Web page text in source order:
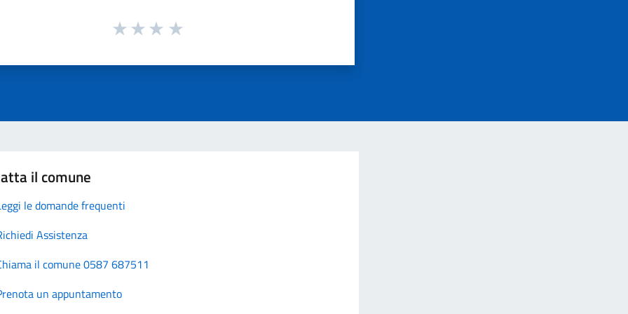
il comune
le domande frequenti
Assistenza
il comune 0587 687511
un appuntamento